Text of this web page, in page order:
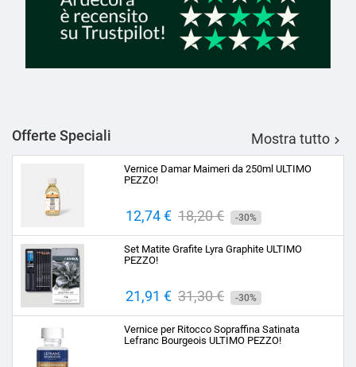
Offerte Speciali Mostra tutto 
Vernice Damar Maimeri da 250ml ULTIMO
PEZZO!
Prezzo
12,74 € Prezzo
base
18,20 € -30%
Set Matite Grafite Lyra Graphite ULTIMO
PEZZO!
Prezzo
21,91 € Prezzo
base
31,30 € -30%
Vernice per Ritocco Sopraffina Satinata
Lefranc Bourgeois ULTIMO PEZZO!